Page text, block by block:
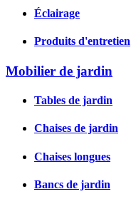
Éclairage
Produits d'entretien
Mobilier de jardin
Tables de jardin
Chaises de jardin
Chaises longues
Bancs de jardin